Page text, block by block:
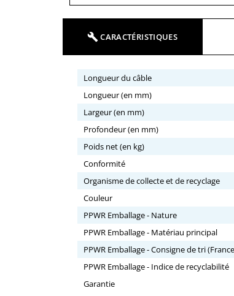
CARACTÉRISTIQUES
Longueur du câble
Longueur (en mm)
Largeur (en mm)
Profondeur (en mm)
Poids net (en kg)
Conformité
Organisme de collecte et de recyclage
Couleur
PPWR Emballage - Nature
PPWR Emballage - Matériau principal
PPWR Emballage - Consigne de tri
PPWR Emballage - Indice de recyclabilité
Garantie